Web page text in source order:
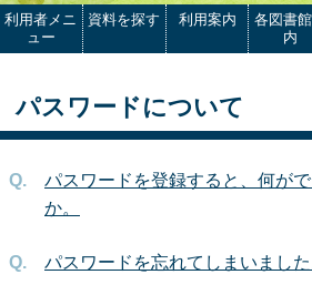
利用者メニ
ュー
資料を探す 利用案内
各図書
内
パスワードについて
パスワードを登録すると、何が
か。
パスワードを忘れてしまいました